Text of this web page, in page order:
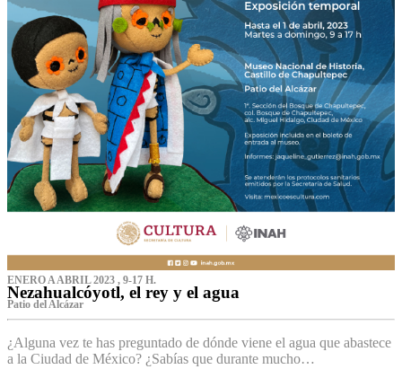
ENERO A ABRIL 2023 , 9-17 H.
Nezahualcóyotl, el rey y el agua
Patio del Alcázar
¿Alguna vez te has preguntado de dónde viene el agua que abastece
a la Ciudad de México? ¿Sabías que durante mucho…